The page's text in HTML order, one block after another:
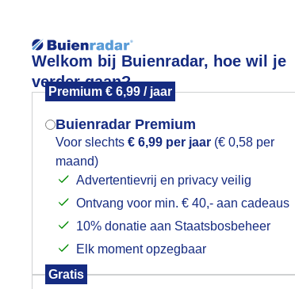
Welkom bij Buienradar, hoe wil je
verder gaan?
Premium € 6,99 / jaar
Buienradar Premium
Voor slechts € 6,99 per jaar (€ 0,58 per
maand)
Advertentievrij en privacy veilig
Ontvang voor min. € 40,- aan cadeaus
10% donatie aan Staatsbosbeheer
Elk moment opzegbaar
Gratis
Foto en video Weerzine
Mogen we je locatie gebruiken voor
het weer?
Indien je hier nog geen akkoord op hebt
gegeven, verschijnt er zo een pop-up uit